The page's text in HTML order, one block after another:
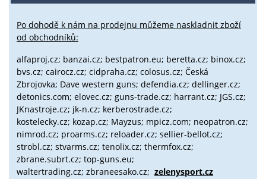
Po dohodě k nám na prodejnu můžeme naskladnit zboží
od obchodníků:
alfaproj.cz; banzai.cz; bestpatron.eu; beretta.cz; binox.cz;
bvs.cz; cairocz.cz; cidpraha.cz; colosus.cz; Česká
Zbrojovka; Dave western guns; defendia.cz; dellinger.cz;
detonics.com; elovec.cz; guns-trade.cz; harrant.cz; JGS.cz;
JKnastroje.cz; jk-n.cz; kerberostrade.cz;
kostelecky.cz; kozap.cz; Mayzus; mpicz.com; neopatron.cz;
nimrod.cz; proarms.cz; reloader.cz; sellier-bellot.cz;
strobl.cz; stvarms.cz; tenolix.cz; thermfox.cz;
zbrane.subrt.cz; top-guns.eu;
waltertrading.cz; zbraneesako.cz; zelenysport.cz